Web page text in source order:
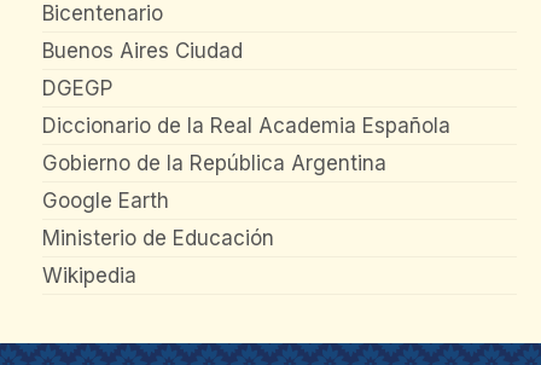
Bicentenario
Buenos Aires Ciudad
DGEGP
Diccionario de la Real Academia Española
Gobierno de la República Argentina
Google Earth
Ministerio de Educación
Wikipedia